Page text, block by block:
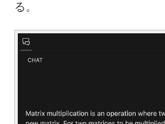
る。